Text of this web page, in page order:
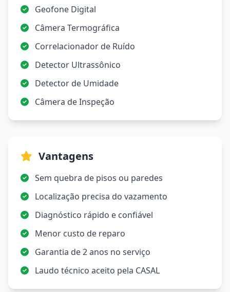
Geofone Digital
Câmera Termográfica
Correlacionador de Ruído
Detector Ultrassônico
Detector de Umidade
Câmera de Inspeção
Vantagens
Sem quebra de pisos ou paredes
Localização precisa do vazamento
Diagnóstico rápido e confiável
Menor custo de reparo
Garantia de 2 anos no serviço
Laudo técnico aceito pela CASAL